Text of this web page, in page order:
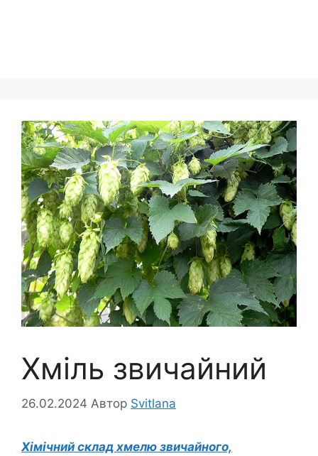
Хміль звичайний
26.02.2024 Автор Svitlana
Хімічний склад хмелю звичайного,